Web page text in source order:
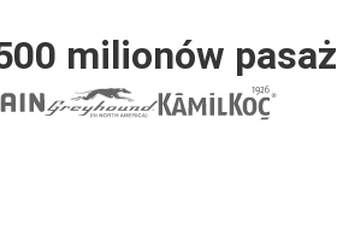
milionów